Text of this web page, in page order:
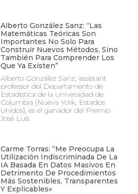
Alberto González Sanz: “Las
Matemáticas Teóricas Son
Importantes No Solo Para
Construir Nuevos Métodos, Sino
También Para Comprender Los
Que Ya Existen”
Alberto González Sanz, assistant
professor del Departamento de
Estadística de la Universidad de
Columbia (Nueva York, Estados
Unidos), es el ganador del Premio
José Luis
Carme Torras: “Me Preocupa La
Utilización Indiscriminada De La
IA Basada En Datos Masivos En
Detrimento De Procedimientos
Más Sostenibles, Transparentes
Y Explicables»